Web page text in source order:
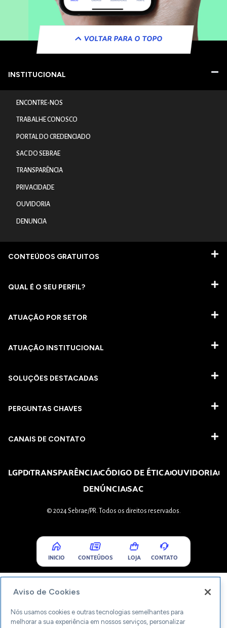
VOLTAR PARA O TOPO
INSTITUCIONAL
ENCONTRE-NOS
TRABALHE CONOSCO
PORTAL DO CREDENCIADO
SAC DO SEBRAE
TRANSPARÊNCIA
PRIVACIDADE
OUVIDORIA
DENUNCIA
CONTEÚDOS GRATUITOS
QUAL É O SEU PERFIL?
ATUAÇÃO POR SETOR
ATUAÇÃO INSTITUCIONAL
SOLUÇÕES DESTACADAS
PERGUNTAS CHAVES​
CANAIS DE CONTATO
LGPDTRANSPARÊNCIACÓDIGO DE ÉTICAOUVIDORIA
DENÚNCIASAC
© 2024 Sebrae/PR. Todos os direitos reservados.
INICIO CONTEÚDOS LOJA CONTATO
Aviso de Cookies
Nós usamos cookies e outras tecnologias semelhantes para
melhorar a sua experiência em nossos serviços, personalizar